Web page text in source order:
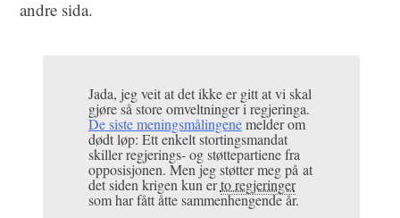
andre sida.
Jada, jeg veit at det ikke er gitt at vi skal
gjøre så store omveltninger i regjeringa.
De siste meningsmålingenemelder om
dødt løp: Ett enkelt stortingsmandat
skiller regjerings- og støttepartiene fra
opposisjonen. Men jeg støtter meg på at
det siden krigen kun erto regjeringer
som har fått åtte sammenhengende år.